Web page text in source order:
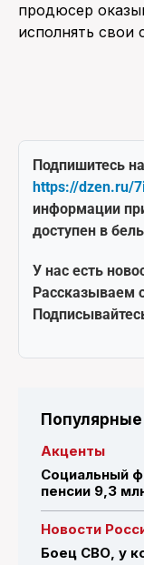
продюсер
исполнять свои
Подпишитесь
https://dzen.ru/
информации
доступен в
У нас есть
Рассказываем
Акценты
Социальный
пенсии 9,3
Новости
Боец СВО, у